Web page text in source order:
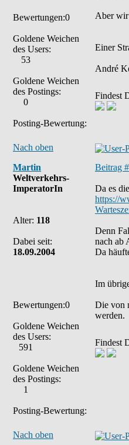
Bewertungen:0
Goldene Weichen
des Users:
53
Goldene Weichen
des Postings:
0
Posting-Bewertung:
Aber wir
Einer
André
Findest
Nach oben
Martin
Weltverkehrs-
ImperatorIn
Alter: 118
Dabei seit:
18.09.2004
Bewertungen:0
Goldene Weichen
des Users:
591
Goldene Weichen
des Postings:
1
Posting-Bewertung:
Beitrag
Da es
https://
Denn
nach ab
Da
Im
Die von
werden.
Findest
Nach oben